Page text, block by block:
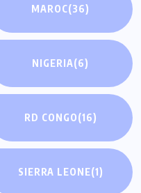
MAROC(36)
NIGERIA(6)
RD CONGO(16)
SIERRA LEONE(1)